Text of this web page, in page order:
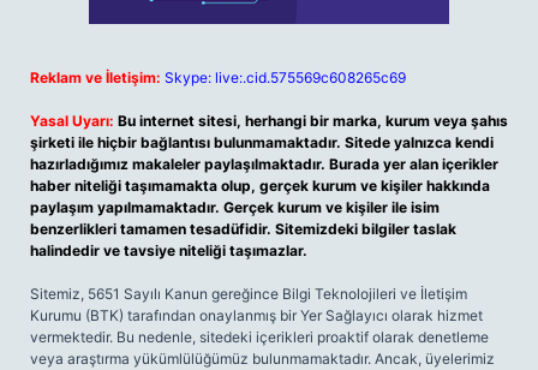
Reklam ve İletişim: Skype: live:.cid.575569c608265c69
Yasal Uyarı: Bu internet sitesi, herhangi bir marka, kurum veya şahıs
şirketi ile hiçbir bağlantısı bulunmamaktadır. Sitede yalnızca kendi
hazırladığımız makaleler paylaşılmaktadır. Burada yer alan içerikler
haber niteliği taşımamakta olup, gerçek kurum ve kişiler hakkında
paylaşım yapılmamaktadır. Gerçek kurum ve kişiler ile isim
benzerlikleri tamamen tesadüfidir. Sitemizdeki bilgiler taslak
halindedir ve tavsiye niteliği taşımazlar.
Sitemiz, 5651 Sayılı Kanun gereğince Bilgi Teknolojileri ve İletişim
Kurumu (BTK) tarafından onaylanmış bir Yer Sağlayıcı olarak hizmet
vermektedir. Bu nedenle, sitedeki içerikleri proaktif olarak denetleme
veya araştırma yükümlülüğümüz bulunmamaktadır. Ancak, üyelerimiz